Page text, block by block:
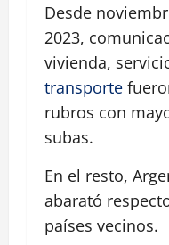
Desde
2023,
vivienda,
transporte
rubros con
subas.
En el resto,
abarató
países vecinos.